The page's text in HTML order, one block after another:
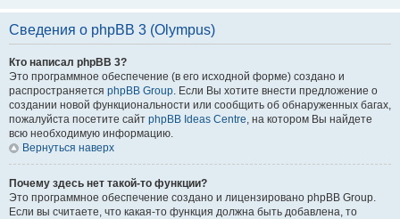
Сведения о phpBB 3 (Olympus)
Кто написал phpBB 3?
Это программное обеспечение (в его исходной форме) создано и
распространяется phpBB Group. Если Вы хотите внести предложение о
создании новой функциональности или сообщить об обнаруженных багах,
пожалуйста посетите сайт phpBB Ideas Centre, на котором Вы найдете
всю необходимую информацию.
Вернуться наверх
Почему здесь нет такой-то функции?
Это программное обеспечение создано и лицензировано phpBB Group.
Если вы считаете, что какая-то функция должна быть добавлена, то